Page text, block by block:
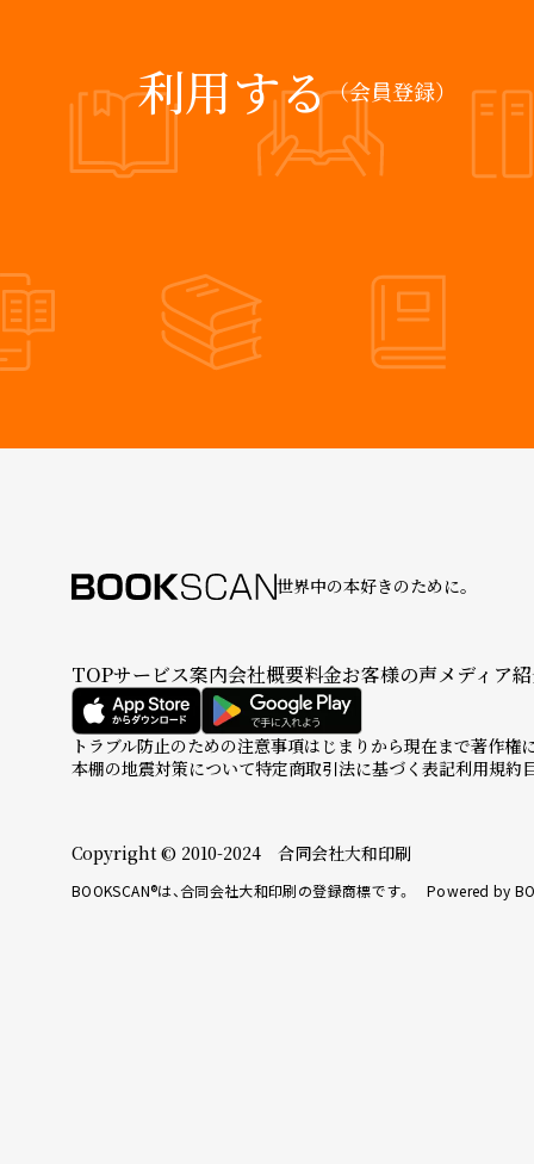
利用する（会員登録）
世界中の本好きのために。
TOPサービス案内会社概要料金お客様の声メディア
トラブル防止のための注意事項はじまりから現在まで著作権
本棚の地震対策について特定商取引法に基づく表記利用規約
Copyright © 2010-2024 合同会社大和印刷
BOOKSCAN®は、合同会社大和印刷の登録商標です。 Powered by